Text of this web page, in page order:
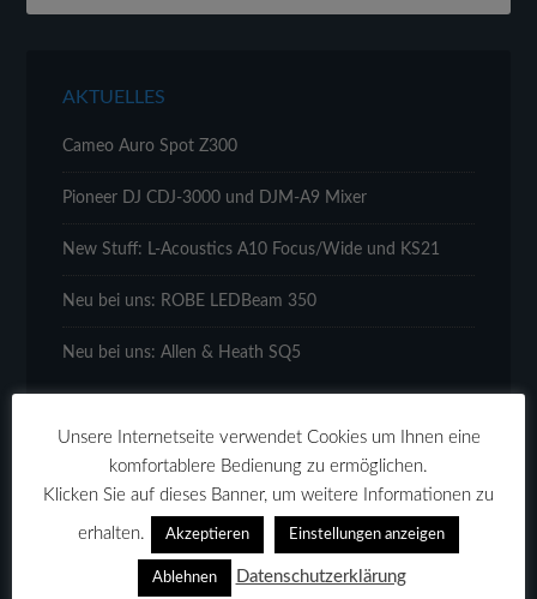
AKTUELLES
Cameo Auro Spot Z300
Pioneer DJ CDJ-3000 und DJM-A9 Mixer
New Stuff: L-Acoustics A10 Focus/Wide und KS21
Neu bei uns: ROBE LEDBeam 350
Neu bei uns: Allen & Heath SQ5
WIR STELLEN UNS VOR!
Unsere Internetseite verwendet Cookies um Ihnen eine
komfortablere Bedienung zu ermöglichen.
Klicken Sie auf dieses Banner, um weitere Informationen zu
erhalten. Akzeptieren Einstellungen anzeigen
Ablehnen Datenschutzerklärung